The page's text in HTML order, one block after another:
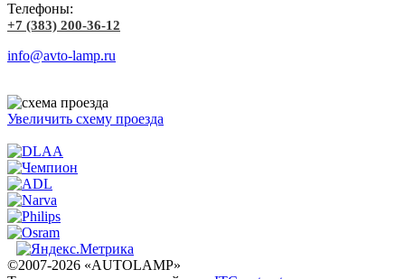
Телефоны:
+7 (383) 200-36-12
info@avto-lamp.ru
Увеличить схему проезда
©2007-2026 «AUTOLAMP»